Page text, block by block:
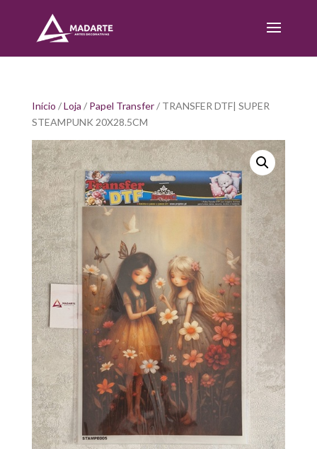
Início /Loja / Papel Transfer/ TRANSFER DTF| SUPER
STEAMPUNK 20X28.5CM